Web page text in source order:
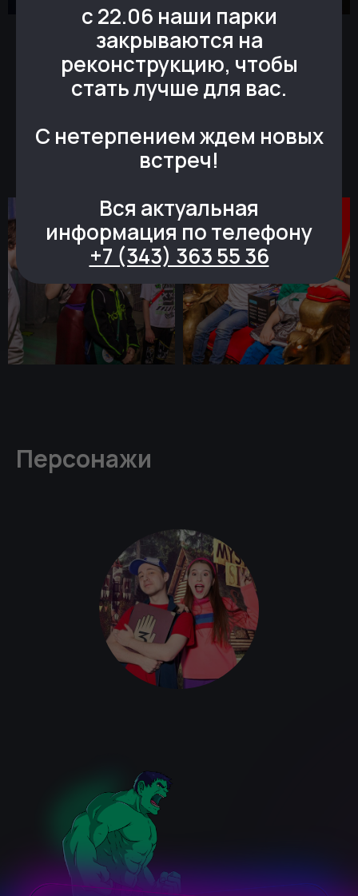
с 22.06 наши парки
закрываются на
реконструкцию, чтобы
стать лучше для вас.
С нетерпением ждем новых
встреч!
Вся актуальная
информация по телефону
+7 (343) 363 55 36
Персонажи